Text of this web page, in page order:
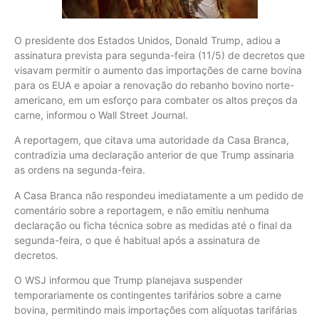
O presidente dos Estados Unidos, Donald Trump, adiou a
assinatura prevista para segunda-feira (11/5) de decretos que
visavam permitir o aumento das importações de carne bovina
para os EUA e apoiar a renovação do rebanho bovino norte-
americano, em um esforço para combater os altos preços da
carne, informou o Wall Street Journal.
A reportagem, que citava uma autoridade da Casa Branca,
contradizia uma declaração anterior de que Trump assinaria
as ordens na segunda-feira.
A Casa Branca não respondeu imediatamente a um pedido de
comentário sobre a reportagem, e não emitiu nenhuma
declaração ou ficha técnica sobre as medidas até o final da
segunda-feira, o que é habitual após a assinatura de
decretos.
O WSJ informou que Trump planejava suspender
temporariamente os contingentes tarifários sobre a carne
bovina, permitindo mais importações com alíquotas tarifárias